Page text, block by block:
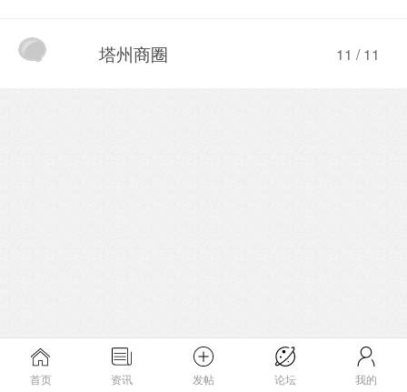
11 / 11
塔州商圈
首页 资讯 发帖 论坛 我的